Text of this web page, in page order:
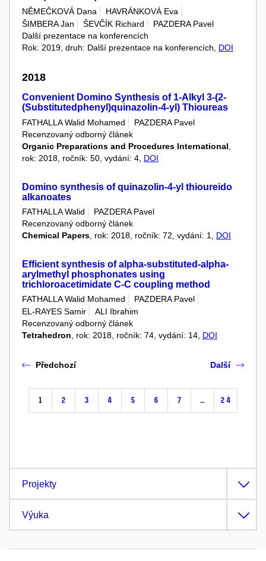
NĚMEČKOVÁ Dana
HAVRÁNKOVÁ Eva
ŠIMBERA Jan
ŠEVČÍK Richard
PAZDERA Pavel
Další prezentace na konferencích
Rok: 2019, druh: Další prezentace na konferencích, DOI
2018
Convenient Domino Synthesis of 1-Alkyl 3-(2-
(Substitutedphenyl)quinazolin-4-yl) Thioureas
FATHALLA Walid Mohamed
PAZDERA Pavel
Recenzovaný odborný článek
Organic Preparations and Procedures International
rok: 2018, ročník: 50, vydání: 4, DOI
Domino synthesis of quinazolin-4-yl thioureido
alkanoates
FATHALLA Walid
PAZDERA Pavel
Recenzovaný odborný článek
Chemical Papers , rok: 2018, ročník: 72, vydání: 1, DOI
Efficient synthesis of alpha-substituted-alpha-
arylmethyl phosphonates using
trichloroacetimidate C-C coupling method
FATHALLA Walid Mohamed
PAZDERA Pavel
EL-RAYES Samir
ALI Ibrahim
Recenzovaný odborný článek
Tetrahedron, rok: 2018, ročník: 74, vydání: 14, DOI
Předchozí
1 2 3 4 5 6 7 … 24
Další
Projekty
Výuka